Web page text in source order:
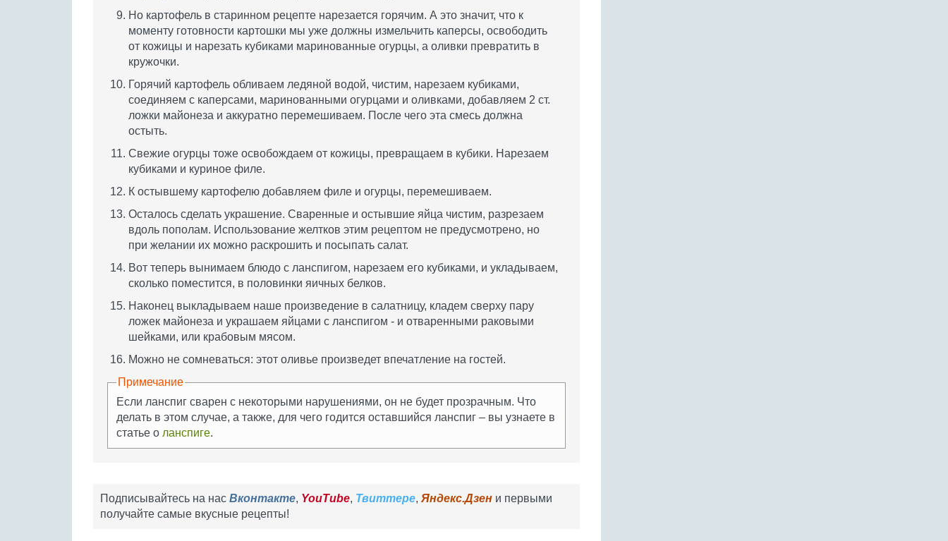
Но картофель в старинном рецепте нарезается горячим. А это значит, что к
моменту готовности картошки мы уже должны измельчить каперсы, освободить
от кожицы и нарезать кубиками маринованные огурцы, а оливки превратить в
кружочки.
Горячий картофель обливаем ледяной водой, чистим, нарезаем кубиками,
соединяем с каперсами, маринованными огурцами и оливками, добавляем 2 ст.
ложки майонеза и аккуратно перемешиваем. После чего эта смесь должна
остыть.
Свежие огурцы тоже освобождаем от кожицы, превращаем в кубики. Нарезаем
кубиками и куриное филе.
К остывшему картофелю добавляем филе и огурцы, перемешиваем.
Осталось сделать украшение. Сваренные и остывшие яйца чистим, разрезаем
вдоль пополам. Использование желтков этим рецептом не предусмотрено, но
при желании их можно раскрошить и посыпать салат.
Вот теперь вынимаем блюдо с ланспигом, нарезаем его кубиками, и укладываем,
сколько поместится, в половинки яичных белков.
Наконец выкладываем наше произведение в салатницу, кладем сверху пару
ложек майонеза и украшаем яйцами с ланспигом - и отваренными раковыми
шейками, или крабовым мясом.
Можно не сомневаться: этот оливье произведет впечатление на гостей.
Примечание
Если ланспиг сварен с некоторыми нарушениями, он не будет прозрачным. Что
делать в этом случае, а также, для чего годится оставшийся ланспиг – вы узнаете в
статье о ланспиге.
Подписывайтесь на нас Вконтакте, YouTube, Твиттере, Яндекс.Дзен и первыми
получайте самые вкусные рецепты!